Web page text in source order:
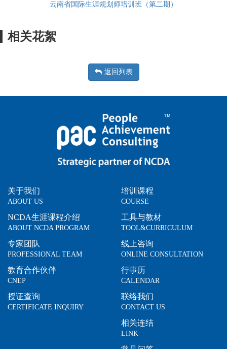
云南省国际生涯规划师培训班（第二期）
相关花絮
返回列表
关于我们
ABOUT US
NCDA生涯课程介绍
ABOUT NCDA PROGRAM
专家团队
PROFESSIONAL TEAM
教育合作伙伴
CNEP
授证查询
CERTIFICATE INQUIRY
培训课程
COURSE
工具与教材
TOOL&CURRICULUM
线上咨询
ONLINE CONSULTATION
行事历
CALENDAR
联络我们
CONTACT US
相关连结
LINK